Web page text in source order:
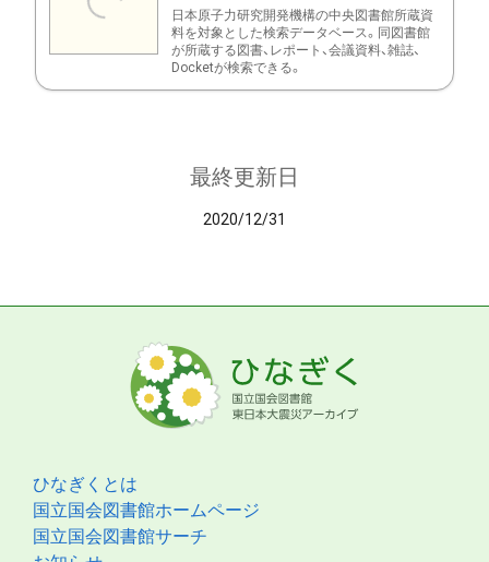
日本原子力研究開発機構の中央図書館所蔵資
料を対象とした検索データベース。同図書館
が所蔵する図書、レポート、会議資料、雑誌、
Docketが検索できる。
最終更新日
2020/12/31
ひなぎくとは
国立国会図書館ホームページ
国立国会図書館サーチ